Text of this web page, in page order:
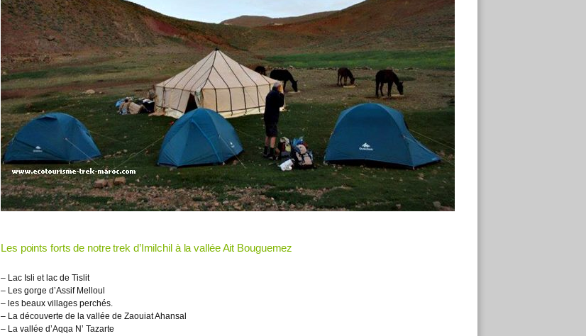
Les points forts de notre trek d’Imilchil à la vallée Ait Bouguemez
– Lac Isli et lac de Tislit
– Les gorge d’Assif Melloul
– les beaux villages perchés.
– La découverte de la vallée de Zaouiat Ahansal
– La vallée d’Aqqa N’ Tazarte